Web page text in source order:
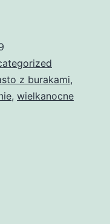
z burakami,
, wielkanocne